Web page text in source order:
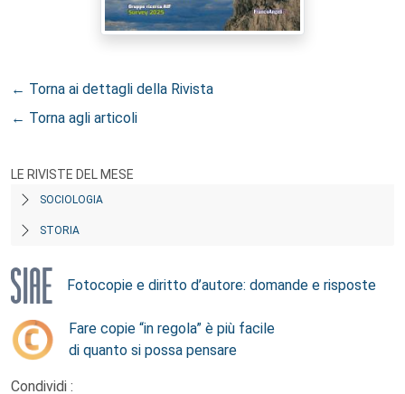
← Torna ai dettagli della Rivista
← Torna agli articoli
LE RIVISTE DEL MESE
SOCIOLOGIA
STORIA
Fotocopie e diritto d’autore: domande e risposte
Fare copie “in regola” è più facile
di quanto si possa pensare
Condividi :